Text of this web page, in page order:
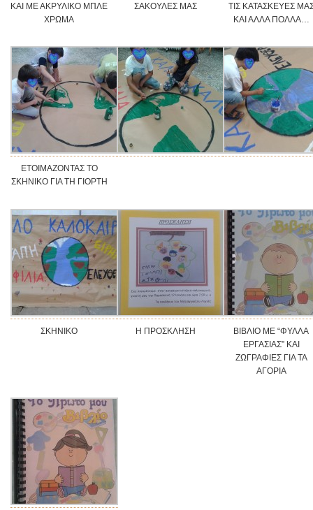
ΚΑΙ ΜΕ ΑΚΡΥΛΙΚΟ ΜΠΛΕ
ΧΡΩΜΑ
ΣΑΚΟΥΛΕΣ ΜΑΣ
ΤΙΣ ΚΑΤΑΣΚΕΥΕΣ
ΚΑΙ ΑΛΛΑ ΠΟΛΛΑ…
ΕΤΟΙΜΑΖΟΝΤΑΣ ΤΟ
ΣΚΗΝΙΚΟ ΓΙΑ ΤΗ ΓΙΟΡΤΗ
ΣΚΗΝΙΚΟ Η ΠΡΟΣΚΛΗΣΗ
ΒΙΒΛΙΟ ΜΕ “ΦΥΛΛΑ
ΕΡΓΑΣΙΑΣ” ΚΑΙ
ΖΩΓΡΑΦΙΕΣ ΓΙΑ ΤΑ
ΑΓΟΡΙΑ